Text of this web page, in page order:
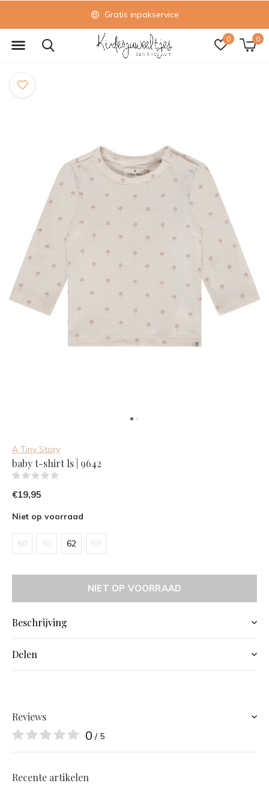
0 0
Gratis inpakservice
A Tiny Story
baby t-shirt ls | 9642
€19,95
Niet op voorraad
50 56 62 68
NIET OP VOORRAAD
Beschrijving
Delen
Reviews
0 / 5
Recente artikelen